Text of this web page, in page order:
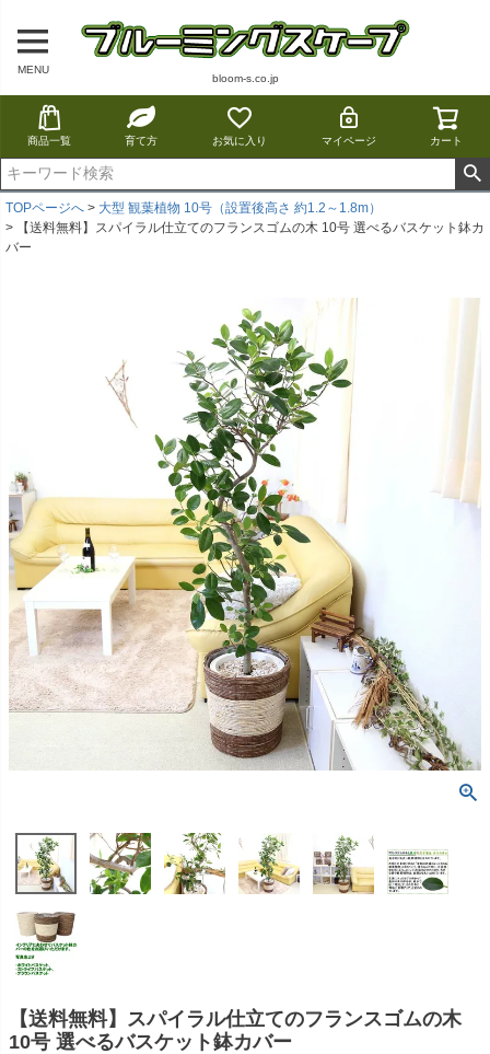
MENU
bloom-s.co.jp
商品一覧 育て方 お気に入り マイページ カート
TOPページへ
大型 観葉植物 10号（設置後高さ 約1.2～1.8m）
【送料無料】スパイラル仕立てのフランスゴムの木 10号 選べるバスケット鉢カ
バー
【送料無料】スパイラル仕立てのフランスゴムの木
10号 選べるバスケット鉢カバー